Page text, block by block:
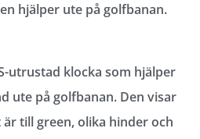
hjälper ute på golfbanan.
utrustad klocka som hjälper
ute på golfbanan. Den visar
till green, olika hinder och